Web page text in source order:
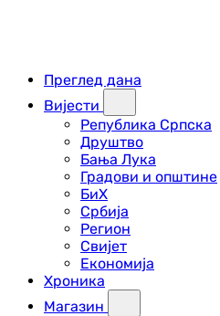
Преглед дана
Вијести
Република Српска
Друштво
Бања Лука
Градови и општине
БиХ
Србија
Регион
Свијет
Економија
Хроника
Магазин